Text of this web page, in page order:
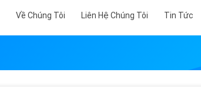
Về Chúng Tôi Liên Hệ Chúng Tôi Tin Tức